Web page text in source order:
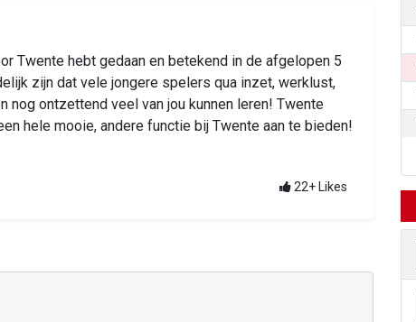
Twente hebt gedaan en betekend in de afgelopen 5
zijn dat vele jongere spelers qua inzet, werklust,
ontzettend veel van jou kunnen leren! Twente
hele mooie, andere functie bij Twente aan te bieden!
22+ Likes